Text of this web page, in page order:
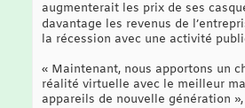
augmenterait les prix de ses
davantage les revenus de
la récession avec une activité
« Maintenant, nous apportons un
réalité virtuelle avec le meilleur
appareils de nouvelle génération